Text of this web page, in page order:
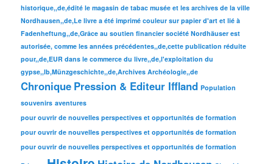
historique,,de,édité le magasin de tabac musée et les archives de la ville
Nordhausen,,de,Le livre a été imprimé couleur sur papier d'art et lié à
Fadenheftung,,de,Grâce au soutien financier société Nordhäuser est
autorisée, comme les années précédentes,,de,cette publication réduite
pour,,de,EUR dans le commerce du livre,,de,l'exploitation du
gypse,,lb,Münzgeschichte,,de,Archives Archéologie,,de
Chronique Pression & Editeur Iffland Population
souvenirs aventures
pour ouvrir de nouvelles perspectives et opportunités de formation
pour ouvrir de nouvelles perspectives et opportunités de formation
pour ouvrir de nouvelles perspectives et opportunités de formation